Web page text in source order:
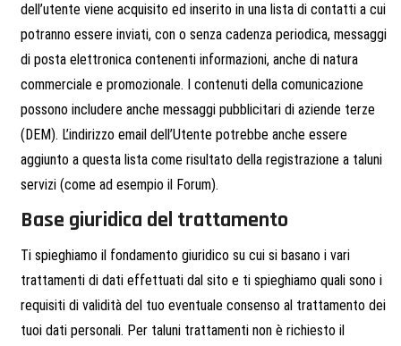
dell’utente viene acquisito ed inserito in una lista di contatti a cui
potranno essere inviati, con o senza cadenza periodica, messaggi
di posta elettronica contenenti informazioni, anche di natura
commerciale e promozionale. I contenuti della comunicazione
possono includere anche messaggi pubblicitari di aziende terze
(DEM). L’indirizzo email dell’Utente potrebbe anche essere
aggiunto a questa lista come risultato della registrazione a taluni
servizi (come ad esempio il Forum).
Base giuridica del trattamento
Ti spieghiamo il fondamento giuridico su cui si basano i vari
trattamenti di dati effettuati dal sito e ti spieghiamo quali sono i
requisiti di validità del tuo eventuale consenso al trattamento dei
tuoi dati personali. Per taluni trattamenti non è richiesto il